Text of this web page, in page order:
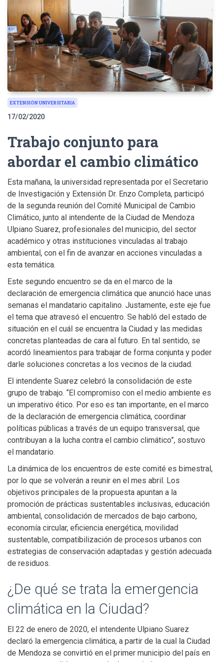
EXTENSIÓN UNIVERSITARIA
17/02/2020
Trabajo conjunto para
abordar el cambio climático
Esta mañana, la universidad representada por el Secretario
de Investigación y Extensión Dr. Enzo Completa, participó
de la segunda reunión del Comité Municipal de Cambio
Climático, junto al intendente de la Ciudad de Mendoza
Ulpiano Suarez, profesionales del municipio, del sector
académico y otras instituciones vinculadas al trabajo
ambiental, con el fin de avanzar en acciones vinculadas a
esta temática.
Este segundo encuentro se da en el marco de la
declaración de emergencia climática que anunció hace unas
semanas el mandatario capitalino. Justamente, este eje fue
el tema que atravesó el encuentro. Se habló del estado de
situación en el cuál se encuentra la Ciudad y las medidas
concretas planteadas de cara al futuro. En tal sentido, se
acordó lineamientos para trabajar de forma conjunta y poder
darle soluciones concretas a los vecinos de la ciudad.
El intendente Suarez celebró la consolidación de este
grupo de trabajo. “El compromiso con el medio ambiente es
un imperativo ético. Por eso es tan importante, en el marco
de la declaración de emergencia climática, coordinar
políticas públicas a través de un equipo transversal, que
contribuyan a la lucha contra el cambio climático”, sostuvo
el mandatario.
La dinámica de los encuentros de este comité es bimestral,
por lo que se volverán a reunir en el mes abril. Los
objetivos principales de la propuesta apuntan a la
promoción de prácticas sustentables inclusivas, educación
ambiental, consolidación de mercados de bajo carbono,
economía circular, eficiencia energética, movilidad
sustentable, compatibilización de procesos urbanos con
estrategias de conservación adaptadas y gestión adecuada
de residuos.
¿De qué se trata la emergencia
climática en la Ciudad?
El 22 de enero de 2020, el intendente Ulpiano Suarez
declaró la emergencia climática, a partir de la cual la Ciudad
de Mendoza se convirtió en el primer municipio del país en